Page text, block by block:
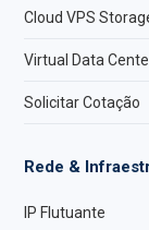
Cloud VPS
Virtual Data
Solicitar Cotação
Rede &
IP Flutuante